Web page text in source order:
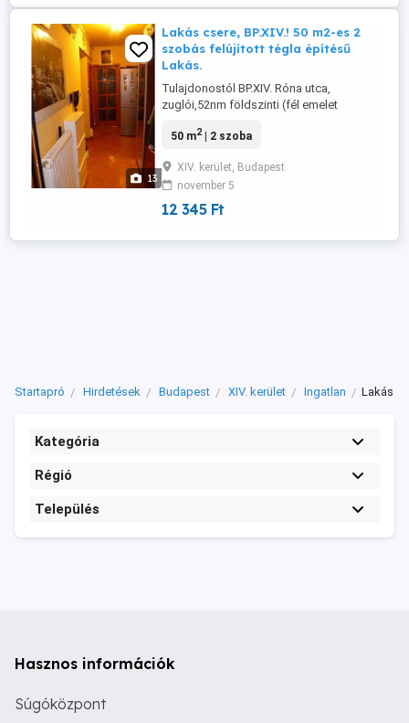
13
Lakás csere, BP.XIV.! 50 m2-es 2
szobás felújított tégla építésű
Lakás.
Tulajdonostól BP.XIV. Róna utca,
zuglói,52nm földszinti (fél emelet
teljesen felújított öröklakás! Csak Bp-i
házrész, ház, lakás, stb...! Jó állapotú,
kertvárosi, kertkapcsolatos, két bejárattal
rendelkező, 52nm tégla lakás. ...
50 m2| 2 szoba
XIV. kerület, Budapest
november 5
12 345 Ft
Startapró Hirdetések Budapest XIV. kerület Ingatlan Lakás
Kategória
Régió
Település
Hasznos információk
Súgóközpont